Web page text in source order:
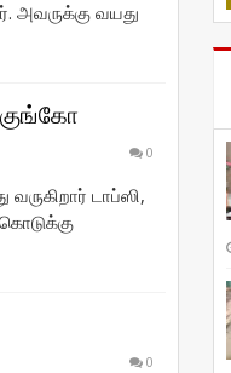
வயது
0
டாப்ஸி,
0